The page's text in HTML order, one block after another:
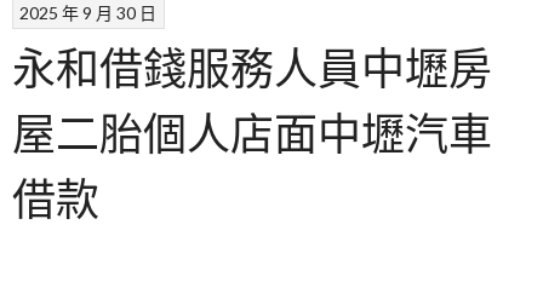
2025 年 9 月 30 日
永和借錢服務人員中壢房
屋二胎個人店面中壢汽車
借款